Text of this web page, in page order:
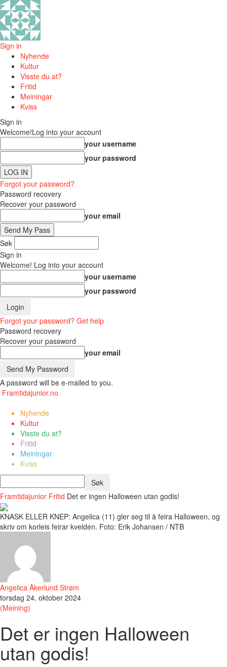
Sign in
Nyhende
Kultur
Visste du at?
Fritid
Meiningar
Kviss
Sign in
Welcome!Log into your account
your username
your password
Forgot your password?
Password recovery
Recover your password
your email
Søk
Sign in
Welcome! Log into your account
your username
your password
Forgot your password? Get help
Password recovery
Recover your password
your email
A password will be e-mailed to you.
Framtidajunior.no
Nyhende
Kultur
Visste du at?
Fritid
Meiningar
Kviss
Framtidajunior Fritid Det er ingen Halloween utan godis!
KNASK ELLER KNEP: Angelica (11) gler seg til å feira Halloween, og
skriv om korleis feirar kvelden. Foto: Erik Johansen / NTB
Angelica Åkerlund Strøm
torsdag 24. oktober 2024
(Meining)
Det er ingen Halloween
utan godis!